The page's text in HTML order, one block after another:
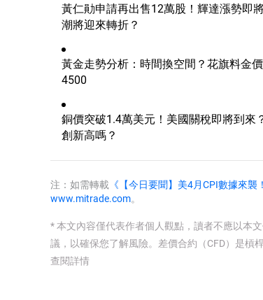
黃仁勛申請再出售12萬股！輝達漲勢即
潮將迎來轉折？
黃金走勢分析：時間換空間？花旗料金
4500
銅價突破1.4萬美元！美國關稅即將到來
創新高嗎？
注：如需轉載 《【今日要聞】美4月CPI數據來襲
www.mitrade.com。
* 本文內容僅代表作者個人觀點，讀者不應以本
議，以確保您了解風險。 差價合約（CFD）是槓
查閱詳情